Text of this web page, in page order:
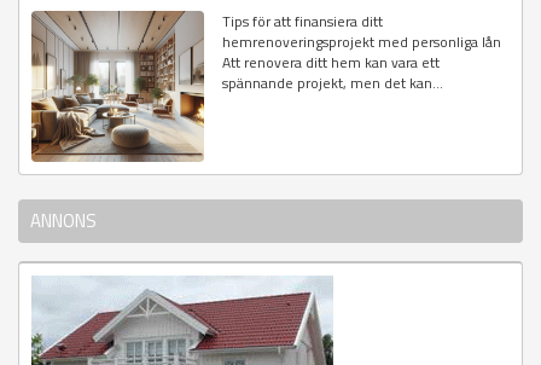
Tips för att finansiera ditt
hemrenoveringsprojekt med personliga lån
Att renovera ditt hem kan vara ett
spännande projekt, men det kan...
ANNONS